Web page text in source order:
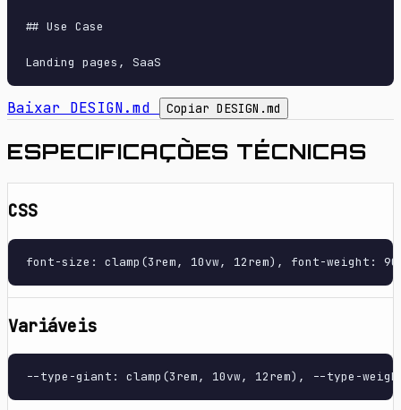
## Use Case
Baixar DESIGN.md Copiar DESIGN.md
ESPECIFICAÇÕES TÉCNICAS
CSS
font-size: clamp(3rem, 10vw, 12rem), font-weight:
Variáveis
--type-giant: clamp(3rem, 10vw, 12rem), --type-